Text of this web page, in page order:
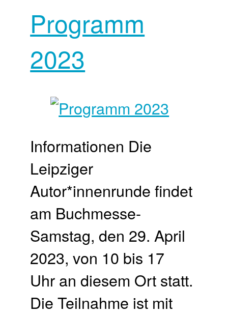
Programm
2023
Informationen Die
Leipziger
Autor*innenrunde findet
am Buchmesse-
Samstag, den 29. April
2023, von 10 bis 17
Uhr an diesem Ort statt.
Die Teilnahme ist mit